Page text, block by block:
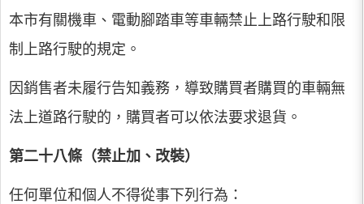
本市有關機車、電動腳踏車等車輛禁止上路行駛和限
制上路行駛的規定。
因銷售者未履行告知義務，導致購買者購買的車輛無
法上道路行駛的，購買者可以依法要求退貨。
第二十八條（禁止加、改裝）
任何單位和個人不得從事下列行為：